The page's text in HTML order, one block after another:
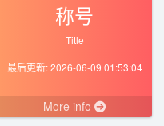
称号
Title
最后更新: 2026-06-09 01:53:04
More info